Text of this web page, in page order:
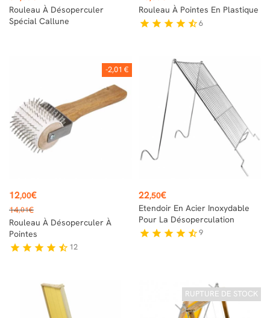
Rouleau À Désoperculer
Spécial Callune
Rouleau À Pointes En Plastique
star star star star star_half6
-2,01 €
Prix
12,00€
Prix
de
base
14,01€
Rouleau À Désoperculer À
Pointes
star star star star star_half 12
Prix
22,50€
Etendoir En Acier Inoxydable
Pour La Désoperculation
star star star star star_half9
RUPTURE DE STOCK